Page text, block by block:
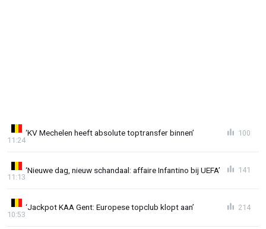
‘KV Mechelen heeft absolute toptransfer binnen’
11:24
100
‘Nieuwe dag, nieuw schandaal: affaire Infantino bij UEFA’
11:13
141
‘Jackpot KAA Gent: Europese topclub klopt aan’
10:53
214